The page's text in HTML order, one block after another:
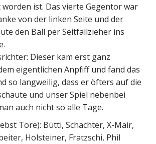
ist. Das vierte Gegentor war
von der linken Seite und der
den Ball per Seitfallzieher ins
Dieser kam erst ganz
eigentlichen Anpfiff und fand das
so langweilig, dass er öfters auf die
und unser Spiel nebenbei
auch nicht so alle Tage.
Tore): Bütti, Schachter, X-Mair,
Holsteiner, Fratzschi, Phil